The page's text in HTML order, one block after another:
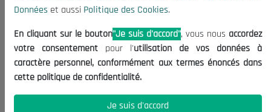
Nous Contacter
(+213) 021 98 01 00|01|02
contact@cnese.dz
Suggestions ou Initiatives ?
Newsletter
dernières nouvelles.
Données et aussi Politique des Cookies.
En cliquant sur le bouton"Je suis d'accord", vous nous accordez
votre consentement pour l'utilisation de vos données à
caractère personnel, conformément aux termes énoncés dans
cette politique de confidentialité.
Je suis d'accord